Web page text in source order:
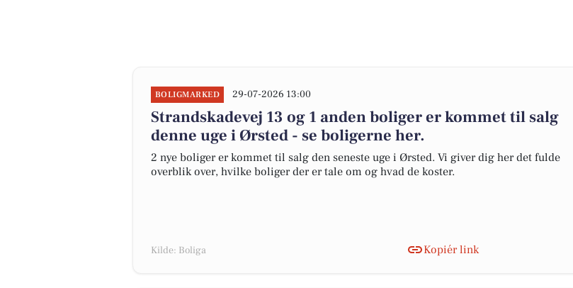
BOLIGMARKED 29-07-2026 13:00
Strandskadevej 13 og 1 anden boliger er kommet til salg
denne uge i Ørsted - se boligerne her.
2 nye boliger er kommet til salg den seneste uge i Ørsted. Vi giver dig her det fulde
overblik over, hvilke boliger der er tale om og hvad de koster.
Kilde: Boliga Kopiér link